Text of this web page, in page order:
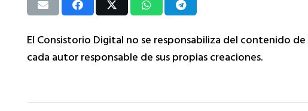
El Consistorio Digital no se responsabiliza del contenido
cada autor responsable de sus propias creaciones.